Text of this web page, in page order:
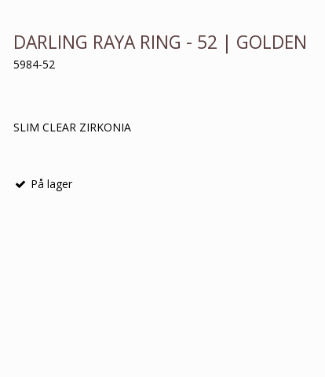
DARLING RAYA RING - 52 | GOLDEN
5984-52
SLIM CLEAR ZIRKONIA
På lager